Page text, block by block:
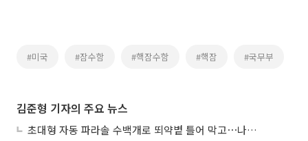
#미국 #잠수함 #핵잠수함 #핵잠 #국무부
김준형 기자의 주요 뉴스
초대형 자동 파라솔 수백개로 뙤약볕 틀어 막고⋯나라별 폭염 생존법